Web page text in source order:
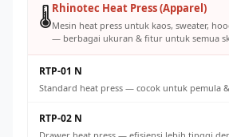
🌡️Rhinotec Heat Press (Apparel)
Mesin heat press untuk kaos, sweater,
— berbagai ukuran & fitur untuk semua
RTP-01 N
Standard heat press — cocok untuk pemula
RTP-02 N